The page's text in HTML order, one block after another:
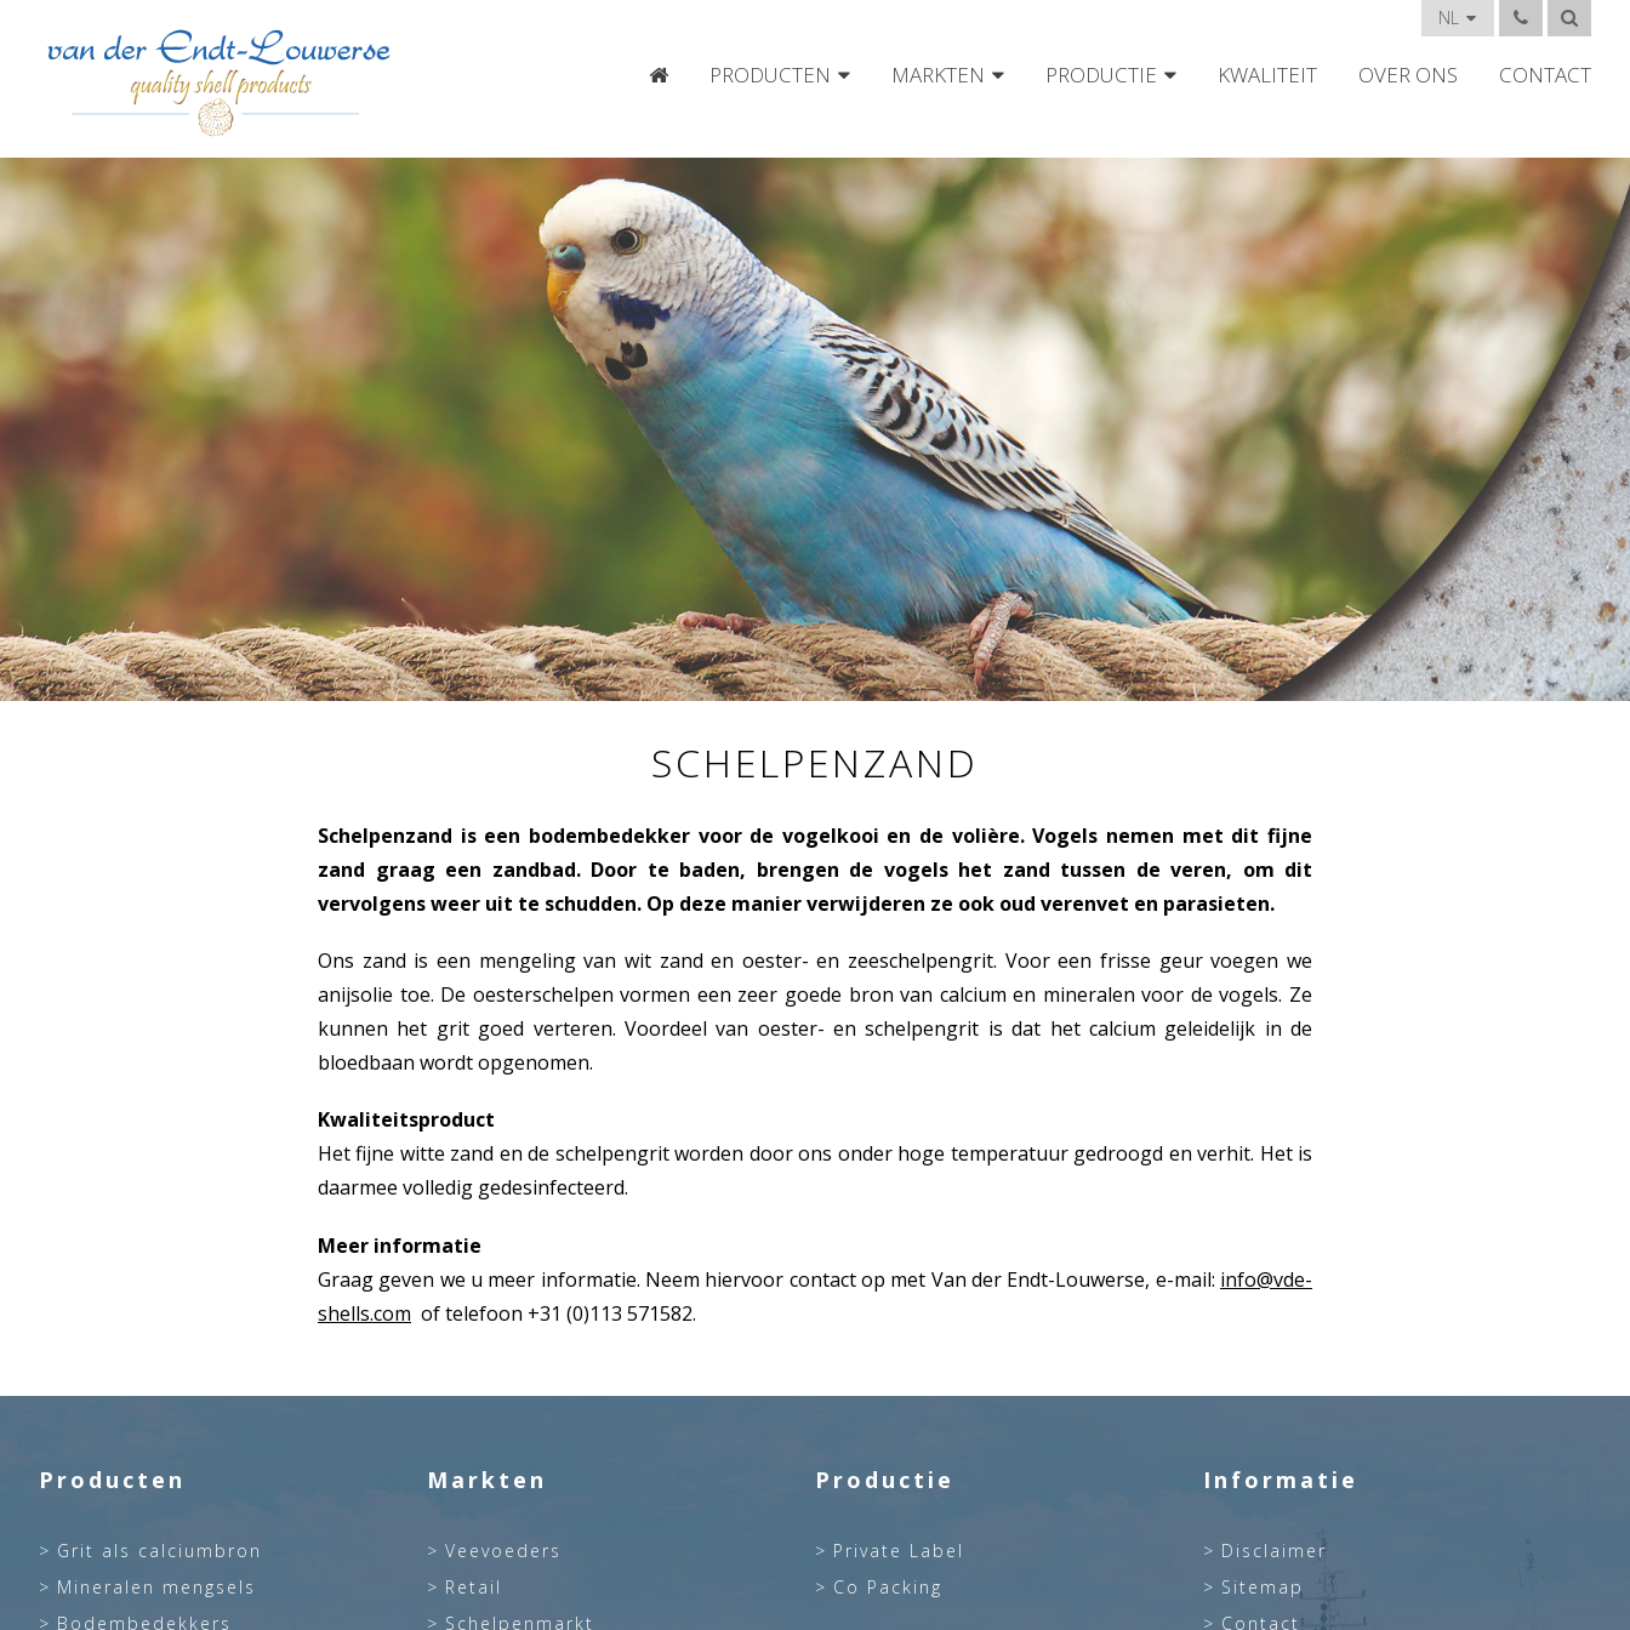
PRODUCTEN MARKTEN PRODUCTIE KWALITEIT OVER ONS CONTACT
NL
SCHELPENZAND
Schelpenzand is een bodembedekker voor de vogelkooi en de volière. Vogels nemen met dit fijne
zand graag een zandbad. Door te baden, brengen de vogels het zand tussen de veren, om dit
vervolgens weer uit te schudden. Op deze manier verwijderen ze ook oud verenvet en parasieten.
Ons zand is een mengeling van wit zand en oester- en zeeschelpengrit. Voor een frisse geur voegen we
anijsolie toe. De oesterschelpen vormen een zeer goede bron van calcium en mineralen voor de vogels. Ze
kunnen het grit goed verteren. Voordeel van oester- en schelpengrit is dat het calcium geleidelijk in de
bloedbaan wordt opgenomen.
Kwaliteitsproduct
Het fijne witte zand en de schelpengrit worden door ons onder hoge temperatuur gedroogd en verhit. Het is
daarmee volledig gedesinfecteerd.
Meer informatie
Graag geven we u meer informatie. Neem hiervoor contact op met Van der Endt-Louwerse, e-mail: info@vde-
shells.com of telefoon +31 (0)113 571582.
Producten
Grit als calciumbron
Mineralen mengsels
Bodembedekkers
Markten
Veevoeders
Retail
Schelpenmarkt
Productie
Private Label
Co Packing
Informatie
Disclaimer
Sitemap
Contact